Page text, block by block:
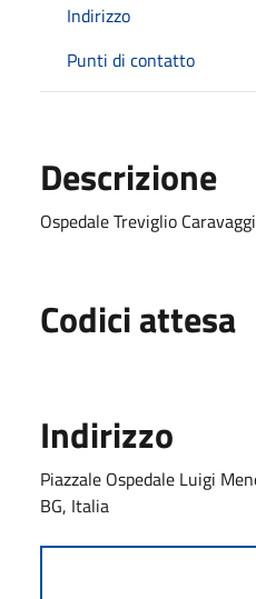
Indirizzo
Punti di contatto
Descrizione
Ospedale Treviglio
Codici attesa
Indirizzo
Piazzale Ospedale Luigi
BG, Italia